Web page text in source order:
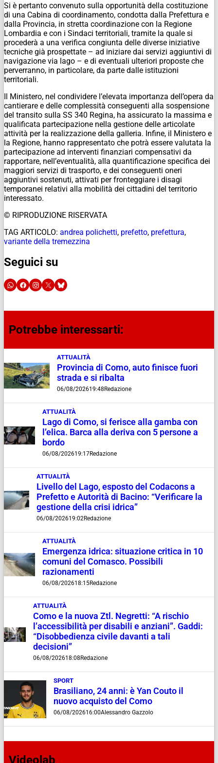
Si è pertanto convenuto sulla opportunità della costituzione
di una Cabina di coordinamento, condotta dalla Prefettura e
dalla Provincia, in stretta coordinazione con la Regione
Lombardia e con i Sindaci territoriali, tramite la quale si
procederà a una verifica congiunta delle diverse iniziative
tecniche già prospettate – ad iniziare dai servizi aggiuntivi di
navigazione via lago – e di eventuali ulteriori proposte che
perverranno, in particolare, da parte dalle istituzioni
territoriali.
Il Ministero, nel condividere l’elevata importanza dell’opera da
cantierare e delle complessità conseguenti alla sospensione
del transito sulla SS 340 Regina, ha assicurato la massima e
qualificata partecipazione nella gestione delle articolate
attività per la realizzazione della galleria. Infine, il Ministero e
la Regione, hanno rappresentato che potrà essere valutata la
partecipazione ad interventi finanziari compensativi da
rapportare, nell’eventualità, alla quantificazione specifica dei
maggiori servizi di trasporto, e dei conseguenti oneri
aggiuntivi sostenuti, attivati per fronteggiare i disagi
temporanei relativi alla mobilità dei cittadini del territorio
interessato.
© RIPRODUZIONE RISERVATA
TAG ARTICOLO: andrea polichetti, prefetto, prefettura,
variante della tremezzina
Seguici su
Potrebbe interessarti:
ATTUALITÀ
Provincia di Como, auto finisce fuori
strada e si ribalta
06/08/202619:48 Redazione
ATTUALITÀ
Lago di Como, si ferisce alla gamba con
l’elica. Barca alla deriva con 5 persone a
bordo
06/08/202619:17Redazione
ATTUALITÀ
Livello del Lago, esposto del Codacons a
Prefetto e Autorità di Bacino: “Verificare la
gestione della crisi idrica”
06/08/202619:02Redazione
ATTUALITÀ
Emergenza idrica: situazione critica in 10
comuni del Comasco. Possibili
razionamenti
06/08/202618:15Redazione
ATTUALITÀ
Como e la nuova Ztl. Negretti: “A rischio
l’accessibilità per disabili e anziani”. Gaddi:
“Disobbedienza civile davanti a tali
decisioni”
06/08/202618:08 Redazione
SPORT
Brasiliano, 24 anni: è Yan Couto il
nuovo acquisto del Como
06/08/202616:00Alessandro Gazzolo
Videolab